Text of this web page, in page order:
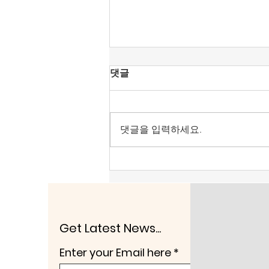
[조맹기 논평] 대한민국, 악을
정하고, 친중·종북 성향을 내면 문
제가 있다. 그들 ‘사적 카르텔’의 세
in general is self-centred being for
댓글
댓글을 입력하세요.
Get Latest News...
Enter your Email here